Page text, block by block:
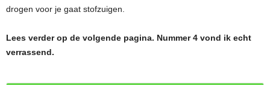
drogen voor je gaat stofzuigen.
Lees verder op de volgende pagina. Nummer 4 vond ik echt
verrassend.